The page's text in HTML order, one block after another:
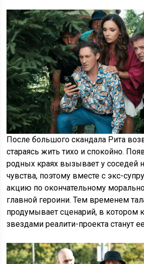
После большого скандала Рита
стараясь жить тихо и спокойно.
родных краях вызывает у соседей
чувства, поэтому вместе с экс-
акцию по окончательному
главной героини. Тем временем
продумывает сценарий, в
звездами реалити-проекта станут